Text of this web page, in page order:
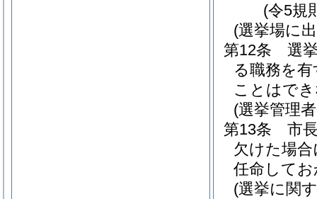
(令5規
(選挙場に
第12条
選
る職務を
ことはで
(選挙管理
第13条
市
欠けた場
任命して
(選挙に関